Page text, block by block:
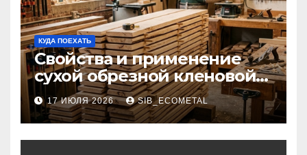
КУДА ПОЕХАТЬ
Свойства и применение
сухой обрезной кленовой
доски в столярном деле
17 ИЮЛЯ 2026 SIB_ECOMETAL